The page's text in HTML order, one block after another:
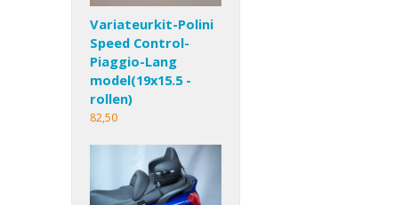
Variateurkit-Polini
Speed Control-
Piaggio-Lang
model(19x15.5 -
rollen)
82,50